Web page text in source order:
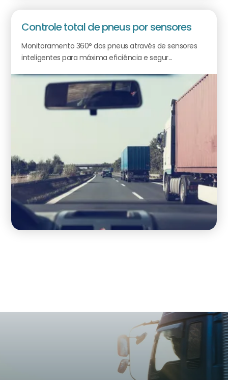
Controle total de pneus por sensores
Monitoramento 360° dos pneus através de sensores
inteligentes para máxima eficiência e segur...